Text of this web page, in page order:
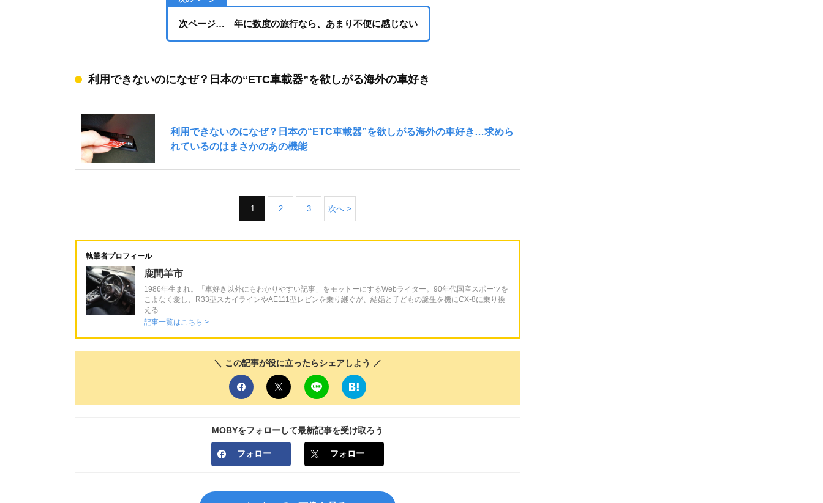
次ページ… 年に数度の旅行なら、あまり不便に感じない
利用できないのになぜ？日本の“ETC車載器”を欲しがる海外の車好き
1 2 3 次へ >
執筆者プロフィール
鹿間羊市
1986年生まれ。「車好き以外にもわかりやすい記事」をモットーにするWebライター。90年代国産スポーツを
こよなく愛し、R33型スカイラインやAE111型レビンを乗り継ぐが、結婚と子どもの誕生を機にCX-8に乗り換
える...
記事一覧はこちら >
＼ この記事が役に立ったらシェアしよう ／
MOBYをフォローして最新記事を受け取ろう
フォロー フォロー